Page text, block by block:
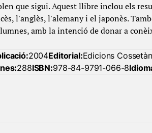
que sigui. Aquest llibre inclou els
l'anglès, l'alemany i el japonès.
amb la intenció de donar a
2004Editorial:Edicions
288ISBN:978-84-9791-066-8